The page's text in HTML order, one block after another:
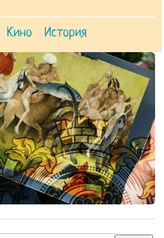
Кино История